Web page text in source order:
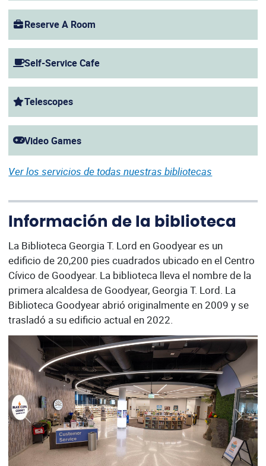
Reserve A Room
Self-Service Cafe
Telescopes
Video Games
Ver los servicios de todas nuestras bibliotecas
Información de la biblioteca
La Biblioteca Georgia T. Lord en Goodyear es un
edificio de 20,200 pies cuadrados ubicado en el Centro
Cívico de Goodyear. La biblioteca lleva el nombre de la
primera alcaldesa de Goodyear, Georgia T. Lord. La
Biblioteca Goodyear abrió originalmente en 2009 y se
trasladó a su edificio actual en 2022.
Previous Next